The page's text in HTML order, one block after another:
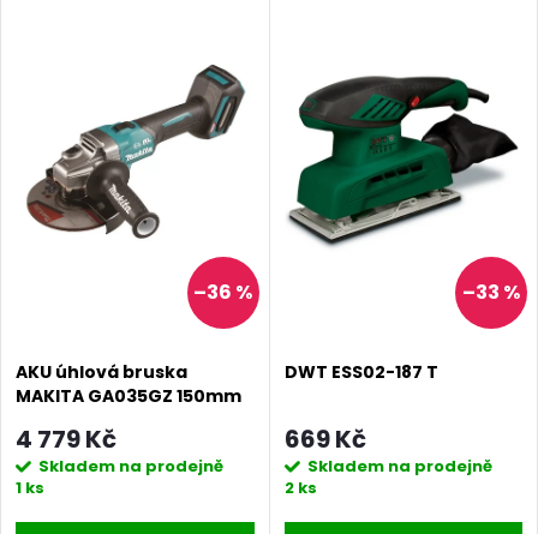
í
o
d
u
s
o
d
u
–36 %
AKU úhlová bruska
MAKITA GA035GZ 150mm
4 779 Kč
Skladem na prodejně
1 ks
–33 %
DWT ESS02-187 T
669 Kč
Skladem na prodejně
2 ks